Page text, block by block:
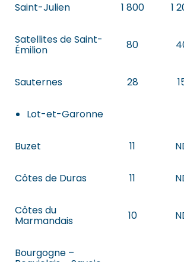
Saint-Julien 1 800 1
Satellites de Saint-
Émilion 80
Sauternes 28
Lot-et-Garonne
Buzet 11
Côtes de Duras 11
Côtes du
Marmandais 10
Bourgogne –